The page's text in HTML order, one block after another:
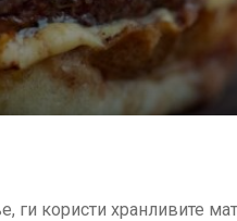
ги користи хранливите